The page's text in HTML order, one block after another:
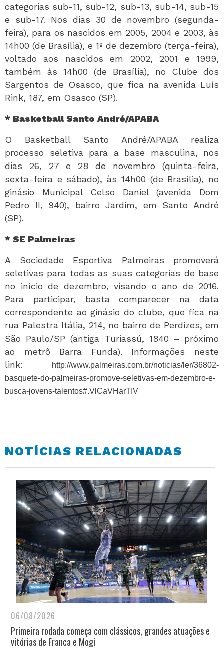
categorias sub-11, sub-12, sub-13, sub-14, sub-15
e sub-17. Nos dias 30 de novembro (segunda-
feira), para os nascidos em 2005, 2004 e 2003, às
14h00 (de Brasília), e 1º de dezembro (terça-feira),
voltado aos nascidos em 2002, 2001 e 1999,
também às 14h00 (de Brasília), no Clube dos
Sargentos de Osasco, que fica na avenida Luís
Rink, 187, em Osasco (SP).
* Basketball Santo André/APABA
O Basketball Santo André/APABA realiza
processo seletiva para a base masculina, nos
dias 26, 27 e 28 de novembro (quinta-feira,
sexta-feira e sábado), às 14h00 (de Brasília), no
ginásio Municipal Celso Daniel (avenida Dom
Pedro II, 940), bairro Jardim, em Santo André
(SP).
* SE Palmeiras
A Sociedade Esportiva Palmeiras promoverá
seletivas para todas as suas categorias de base
no início de dezembro, visando o ano de 2016.
Para participar, basta comparecer na data
correspondente ao ginásio do clube, que fica na
rua Palestra Itália, 214, no bairro de Perdizes, em
São Paulo/SP (antiga Turiassú, 1840 – próximo
ao metrô Barra Funda). Informações neste
link:
http://www.palmeiras.com.br/noticias/ler/36802-
basquete-do-palmeiras-promove-seletivas-em-dezembro-e-
busca-jovens-talentos#.VlCaVHarTIV
NOTÍCIAS RELACIONADAS
06/08/2026
Primeira rodada começa com clássicos, grandes atuações e
vitórias de Franca e Mogi